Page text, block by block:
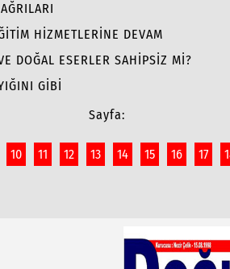
HİZMETLERİNE DEVAM
DOĞAL ESERLER SAHİPSİZ Mİ?
GİBİ
Sayfa:
10 11 12 13 14 15 16 17